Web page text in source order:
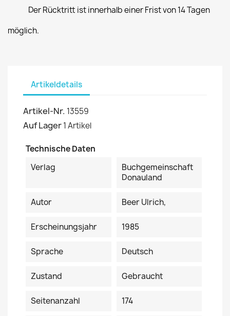
Der Rücktritt ist innerhalb einer Frist von 14 Tagen
möglich.
Artikeldetails
Artikel-Nr. 13559
Auf Lager1 Artikel
Technische Daten
Verlag
Buchgemeinschaft
Donauland
Autor Beer Ulrich,
Erscheinungsjahr 1985
Sprache Deutsch
Zustand Gebraucht
Seitenanzahl 174